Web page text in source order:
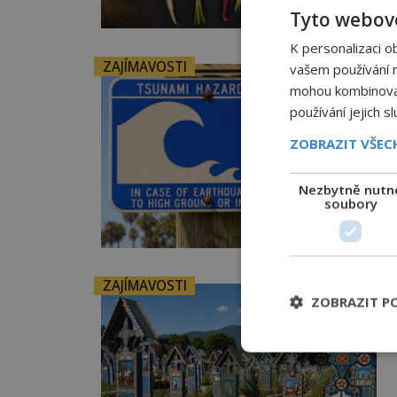
ZAJÍMAVOSTI
ZAJÍMAVOSTI
Tyto
K personalizaci
vašem používání
mohou
používání jejich
ZOBRAZIT
Nezbytně
soubory
ZOBRAZIT